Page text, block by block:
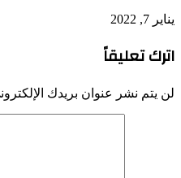
يناير 7, 2022
اترك تعليقاً
لن يتم نشر عنوان بريدك